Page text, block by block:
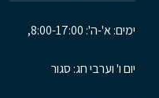
ימים: א'-ה': 8:00-17:00,
יום ו' וערבי חג: סגור